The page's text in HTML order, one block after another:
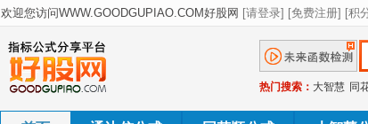
热门搜索： 大智慧 同